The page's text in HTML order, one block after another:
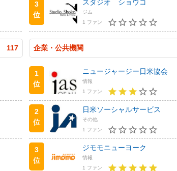
3
位
スタジオ ショウコ
ジム
1 ファン
117 企業・公共機関
1
位
ニュージャージー日米協会
情報
1 ファン
2
位
日米ソーシャルサービス
その他
1 ファン
3
位
ジモモニューヨーク
情報
1 ファン